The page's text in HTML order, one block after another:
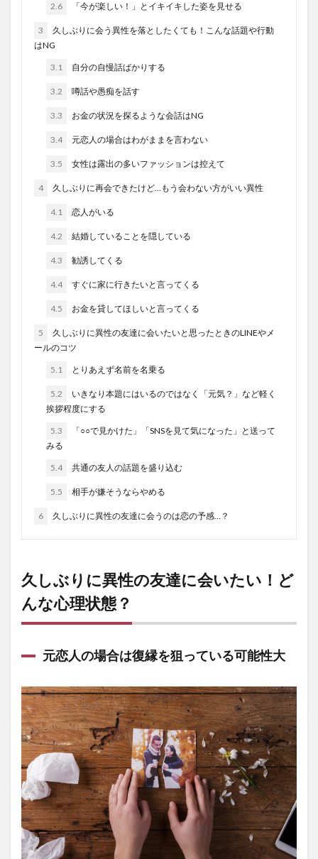
2.6 「今が楽しい！」とイキイキした姿を見せる
3
久しぶりに会う異性を落としたくても！こんな話題や行動
はNG
3.1 自分の自慢話ばかりする
3.2 噂話や愚痴を話す
3.3 お金の状況を探るような会話はNG
3.4 元恋人の場合はわがままを言わない
3.5 女性は露出の多いファッションは控えて
4 久しぶりに再会できたけど…もう会わない方がいい異性
4.1 恋人がいる
4.2 結婚していることを隠している
4.3 勧誘してくる
4.4 すぐに家に行きたいと言ってくる
4.5 お金を貸してほしいと言ってくる
5
久しぶりに異性の友達に会いたいと思ったときのLINEやメ
ールのコツ
5.1 とりあえず名前を名乗る
5.2
いきなり本題にはいるのではなく「元気？」など軽く
挨拶程度にする
5.3
「○○で見かけた」「SNSを見て気になった」と送って
みる
5.4 共通の友人の話題を盛り込む
5.5 相手が嫌そうならやめる
6 久しぶりに異性の友達に会うのは恋の予感…？
久しぶりに異性の友達に会いたい！ど
んな心理状態？
元恋人の場合は復縁を狙っている可能性大